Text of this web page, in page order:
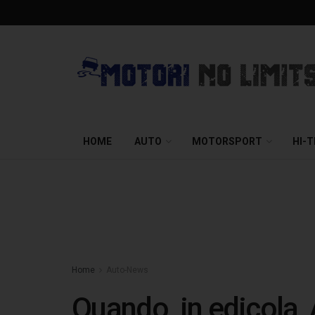
HOME AUTO MOTORSPORT HI-
Home